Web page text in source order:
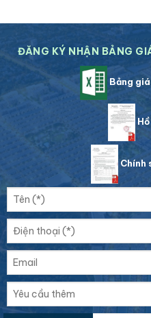
ĐĂNG KÝ NHẬN BẢNG
Bảng
Chính